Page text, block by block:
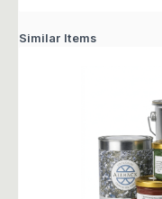
Similar Items